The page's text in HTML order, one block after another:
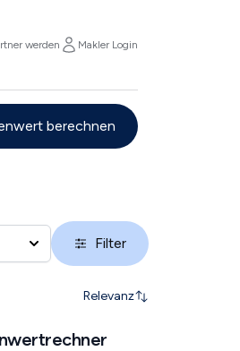
werden Makler Login
Immobilienwert berechnen
Filter
Relevanz